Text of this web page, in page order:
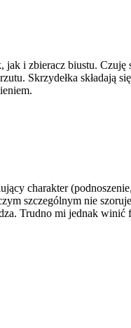
i zbieracz biustu.
Skrzydełka składają
charakter
szczególnym nie
Trudno mi jednak winić